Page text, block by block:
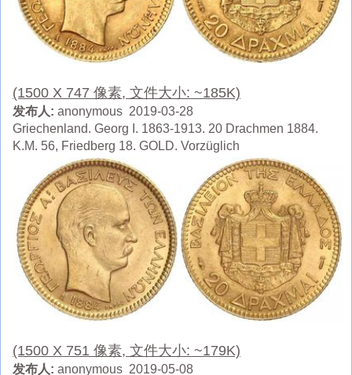
(1500 X 747 像素, 文件大小: ~185K)
发布人: anonymous 2019-03-28
Griechenland. Georg I. 1863-1913. 20 Drachmen 1884.
K.M. 56, Friedberg 18. GOLD. Vorzüglich
(1500 X 751 像素, 文件大小: ~179K)
发布人: anonymous 2019-05-08